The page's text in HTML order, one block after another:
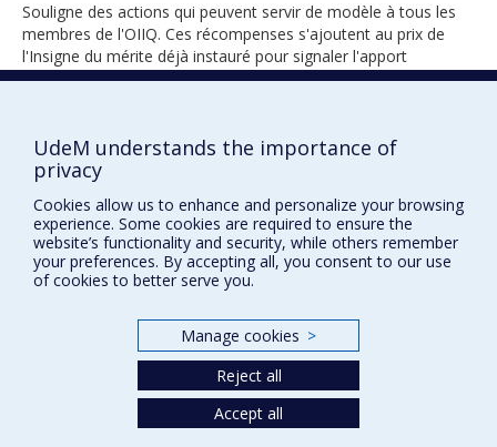
Souligne des actions qui peuvent servir de modèle à tous les
membres de l'OIIQ. Ces récompenses s'ajoutent au prix de
l'Insigne du mérite déjà instauré pour signaler l'apport
remarquable d'un membre au développement de la profession.
UdeM understands the importance of
privacy
Cookies allow us to enhance and personalize your browsing
experience. Some cookies are required to ensure the
website’s functionality and security, while others remember
your preferences. By accepting all, you consent to our use
of cookies to better serve you.
Manage cookies >
Reject all
Accept all